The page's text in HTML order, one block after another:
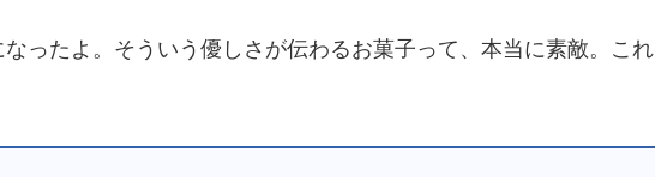
なったよ。そういう優しさが伝わるお菓子って、本当に素敵。これ